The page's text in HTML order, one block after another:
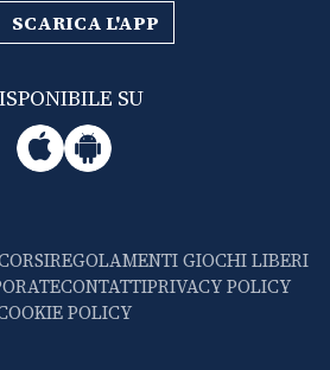
SCARICA L'APP
SU
REGOLAMENTI GIOCHI LIBERI
CONTATTIPRIVACY POLICY
POLICY